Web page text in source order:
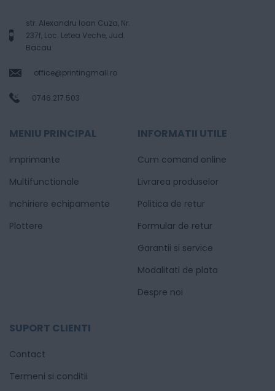
str. Alexandru Ioan Cuza, Nr.
237f, Loc. Letea Veche, Jud.
Bacau
office@printingmall.ro
0746.217.503
MENIU PRINCIPAL
Imprimante
Multifunctionale
Inchiriere echipamente
Plottere
INFORMATII UTILE
Cum comand online
Livrarea produselor
Politica de retur
Formular de retur
Garantii si service
Modalitati de plata
Despre noi
SUPORT CLIENTI
Contact
Termeni si conditii